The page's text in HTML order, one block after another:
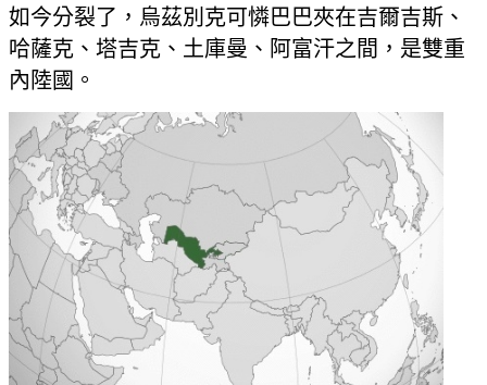
如今分裂了，烏茲別克可憐巴巴夾在吉爾吉斯、
哈薩克、塔吉克、土庫曼、阿富汗之間，是雙重
內陸國。